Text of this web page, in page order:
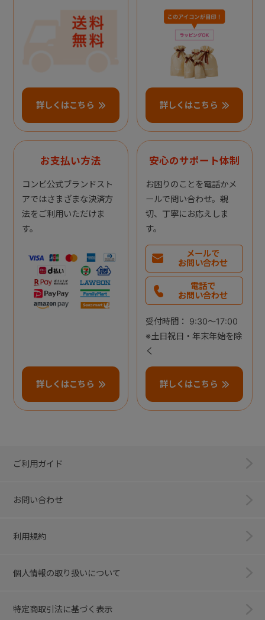
詳しくはこちら 詳しくはこちら
お支払い方法
コンビ公式ブランドスト
アではさまざまな決済方
法をご利用いただけま
す。
詳しくはこちら
安心のサポート体制
お困りのことを電話かメ
ールで問い合わせ。親
切、丁寧にお応えしま
す。
メールで
お問い合わせ
電話で
お問い合わせ
受付時間： 9:30～17:00
※土日祝日・年末年始を除
く
詳しくはこちら
ご利用ガイド
お問い合わせ
利用規約
個人情報の取り扱いについて
特定商取引法に基づく表示